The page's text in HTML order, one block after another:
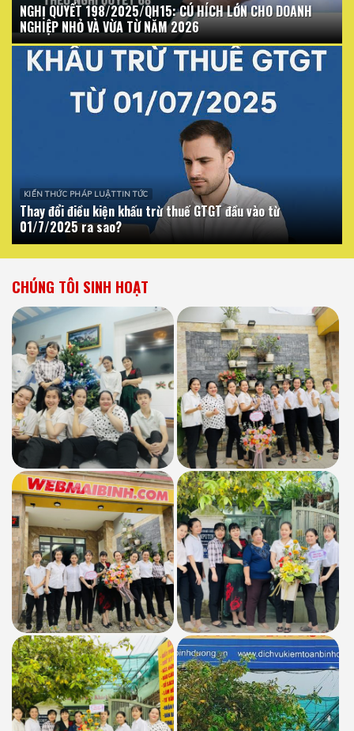
NGHỊ QUYẾT 198/2025/QH15: CÚ HÍCH LỚN CHO DOANH
NGHIỆP NHỎ VÀ VỪA TỪ NĂM 2026
KIẾN THỨC PHÁP LUẬT TIN TỨC
Thay đổi điều kiện khấu trừ thuế GTGT đầu vào từ
01/7/2025 ra sao?
CHÚNG TÔI SINH HOẠT